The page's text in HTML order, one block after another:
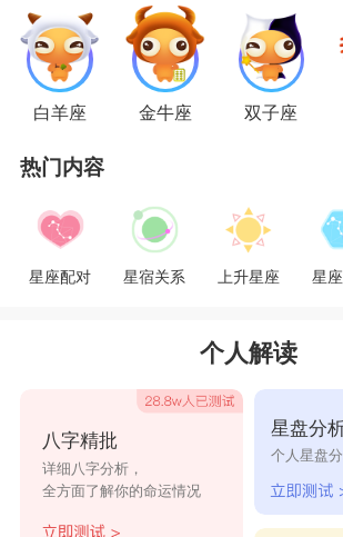
已经快撩到他了。
双子男：风趣幽默
双子座
普遍能言善辩，不管是
法。从来都不按常理出牌的
会被普通的搭讪所征服。想要抓住
意力，让他认定你一人，最好多多
嘴皮，犀利的吐槽，别出心裁的出
双子座男生对你好感十足。
巨蟹男：主动提供话题
巨蟹座
男生是一个情绪敏感的
自卑是骨子里的自卑，一听到点风
绪紧绷一整天。聊天是相互的，你
白羊座 金牛座 双子座
热门内容
星座配对 星宿关系 上升星座 星
个人解读
八字精批
详细八字分析，
全方面了解你的命运情况
星盘分
个人星盘